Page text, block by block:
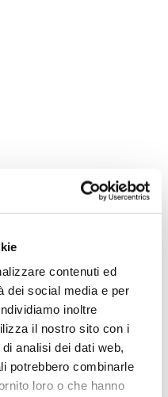
contenuti ed
dei social media e per
inoltre
il nostro sito con i
analisi dei dati web,
potrebbero combinarle
loro o che hanno